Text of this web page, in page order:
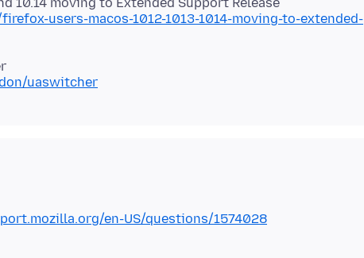
users-macos-1012-1013-1014-moving-to-extended-
uaswitcher
en-US/questions/1574028